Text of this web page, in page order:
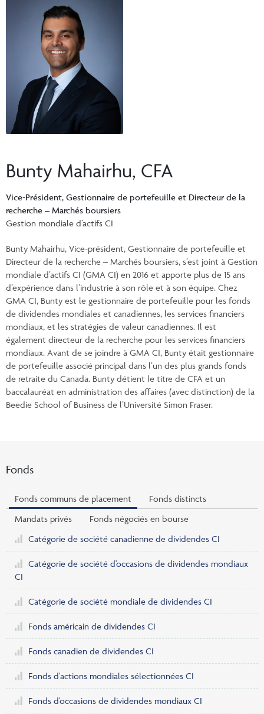
Événements et portail de UFC
Centre de ressources pour les conseillers
Demandes d’inscription et formulaires
Commissions de suivi
Commentaires
Vidéos
Vos Clients
Vos rapports
CI Prestige
Documents fiscaux consolidés
Programmes automatique
Formulaire de commande en ligne de matériel de marketing CI
Centre administratif comptes
Centre administratif fonds distincts
Portail de UFC
INSTITUTIONNEL
CONNEXION
Centre de ressources pour les conseillers
InfoConseiller
InfoClientèle
ENGLISH
Bunty Mahairhu, CFA
Vice-Président, Gestionnaire de portefeuille et Directeur de la
recherche – Marchés boursiers
Gestion mondiale d’actifs CI
Bunty Mahairhu, Vice-président, Gestionnaire de portefeuille et
Directeur de la recherche – Marchés boursiers, s’est joint à Gestion
mondiale d’actifs CI (GMA CI) en 2016 et apporte plus de 15 ans
d’expérience dans l’industrie à son rôle et à son équipe. Chez
GMA CI, Bunty est le gestionnaire de portefeuille pour les fonds
de dividendes mondiales et canadiennes, les services financiers
mondiaux, et les stratégies de valeur canadiennes. Il est
également directeur de la recherche pour les services financiers
mondiaux. Avant de se joindre à GMA CI, Bunty était gestionnaire
de portefeuille associé principal dans l’un des plus grands fonds
de retraite du Canada. Bunty détient le titre de CFA et un
baccalauréat en administration des affaires (avec distinction) de la
Beedie School of Business de l’Université Simon Fraser.
Fonds
Fonds communs de placement
Fonds distincts
Mandats privés
Fonds négociés en bourse
Catégorie de société canadienne de dividendes CI
Catégorie de société d'occasions de dividendes mondiaux
CI
Catégorie de société mondiale de dividendes CI
Fonds américain de dividendes CI
Fonds canadien de dividendes CI
Fonds d'actions mondiales sélectionnées CI
Fonds d'occasions de dividendes mondiaux CI